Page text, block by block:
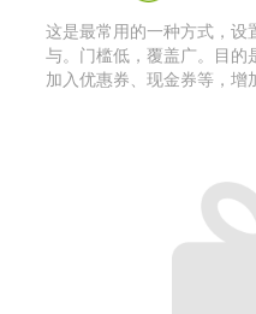
这是最常用的一种方式，设
与。门槛低，覆盖广。目的
加入优惠券、现金券等，增